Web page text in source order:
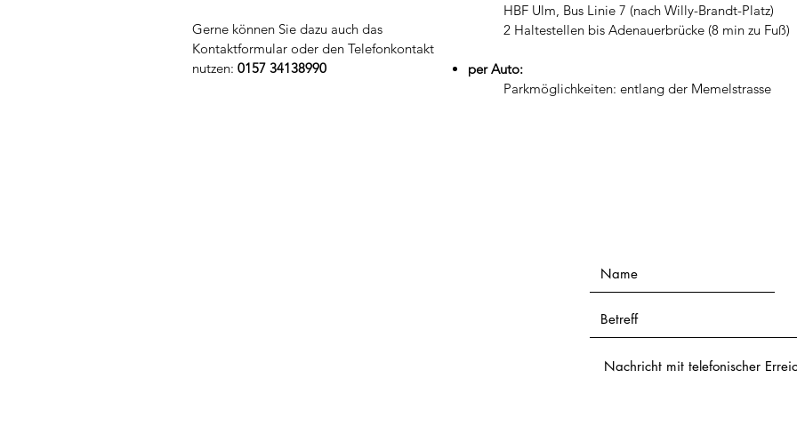
Gerne können Sie dazu auch das
Kontaktformular oder den Telefonkontakt
nutzen: 0157 34138990
HBF Ulm, Bus Linie 7 (nach Willy-Brandt-
2 Haltestellen bis Adenauerbrücke (8 min zu Fuß)
per Auto:
Parkmöglichkeiten: entlang der Memelstrasse